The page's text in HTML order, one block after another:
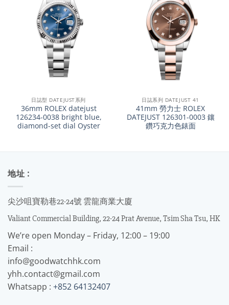
日誌型 DATEJUST系列
36mm ROLEX datejust
126234-0038 bright blue,
diamond-set dial Oyster
日誌系列 DATEJUST 41
41mm 勞力士 ROLEX
DATEJUST 126301-0003 鑲
鑽巧克力色錶面
地址 :
尖沙咀寶勒巷22-24號 雲龍商業大廈
Valiant Commercial Building, 22-24 Prat Avenue, Tsim Sha Tsu, HK
We’re open Monday – Friday, 12:00 – 19:00
Email :
info@goodwatchhk.com
yhh.contact@gmail.com
Whatsapp : +852 64132407